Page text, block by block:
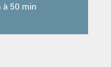
à 50 min